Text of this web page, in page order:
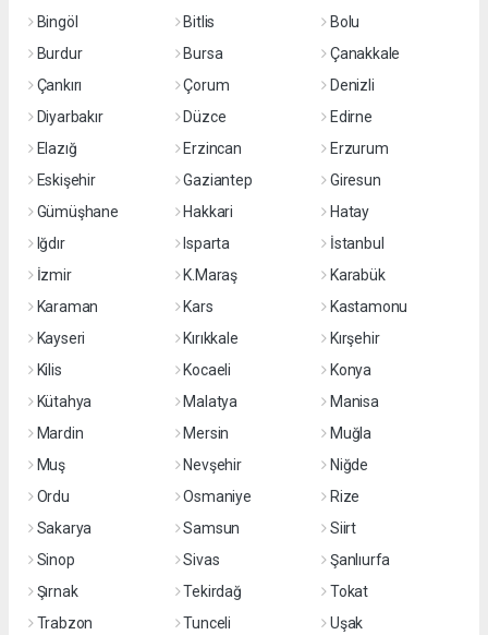
Bingöl
Bitlis
Bolu
Burdur
Bursa
Çanakkale
Çankırı
Çorum
Denizli
Diyarbakır
Düzce
Edirne
Elazığ
Erzincan
Erzurum
Eskişehir
Gaziantep
Giresun
Gümüşhane
Hakkari
Hatay
Iğdır
Isparta
İstanbul
İzmir
K.Maraş
Karabük
Karaman
Kars
Kastamonu
Kayseri
Kırıkkale
Kırşehir
Kilis
Kocaeli
Konya
Kütahya
Malatya
Manisa
Mardin
Mersin
Muğla
Muş
Nevşehir
Niğde
Ordu
Osmaniye
Rize
Sakarya
Samsun
Siirt
Sinop
Sivas
Şanlıurfa
Şırnak
Tekirdağ
Tokat
Trabzon
Tunceli Uşak